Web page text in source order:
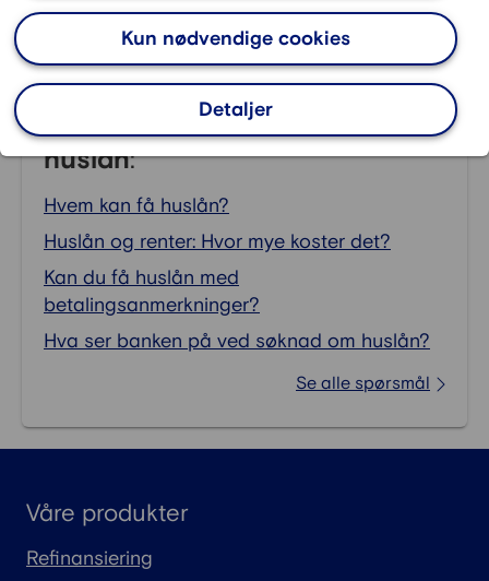
Detaljer
Kun nødvendige cookies
familiemedlemmer, så lenge de kan stille med
sikkerhet i en fast eiendom.
Ofte stilte spørsmål omFAQ
huslån:
Hvem kan få huslån?
Huslån og renter: Hvor mye koster det?
Kan du få huslån med
betalingsanmerkninger?
Hva ser banken på ved søknad om huslån?
Se alle spørsmål
Våre produkter
Refinansiering